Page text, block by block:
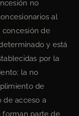
no
al
concesión de
y está
por la
la no
de
de acceso a
forman parte de